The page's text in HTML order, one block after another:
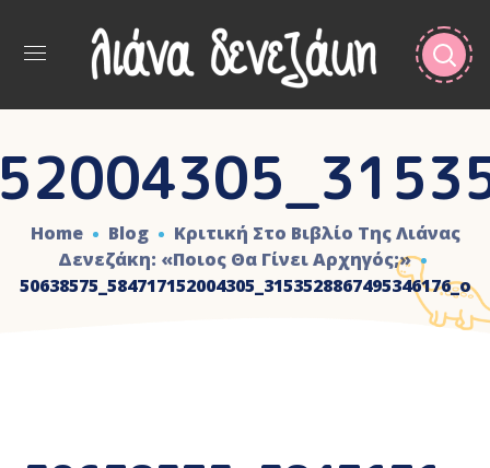
Home Blog
Κριτική Στο Βιβλίο Της Λιάνας
Δενεζάκη: «Ποιος Θα Γίνει Αρχηγός;»
50638575_584717152004305_3153528867495346176_o